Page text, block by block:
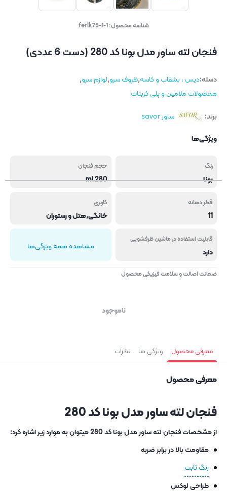
شناسه محصول:ferlk75-1-1
فنجان لته ساور مدل بونا کد 280 (دست 6 عددی)
دسته:دیس ، بشقاب و کاسه,ظروف سرو,لوازم سرو,
محصولات ملامین و پلی کربنات
برند:
ساور savor
ویژگی‌ها
رنگ
بونا
حجم فنجان
280 ml
قطر دهانه
11
کاربری
خانگی,هتل و رستوران
قابلیت استفاده در ماشین ظرفشویی
دارد مشاهده همه ویژگی‌ها
ضمانت اصالت و سلامت فیزیکی محصول
ناموجود
معرفی محصول ویژگی ها نظرات
معرفی محصول
فنجان لته ساور مدل بونا کد 280
از مشخصات فنجان لته ساور مدل بونا کد 280 میتوان به موارد زیر اشاره کرد:
مقاومت بالا در برابر ضربه
رنگ ثابت
طراحی لوکس